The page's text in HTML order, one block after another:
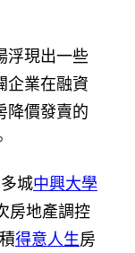
浮現出一些
企業在融資
降價發賣的
城中興大學
房地產調控
得意人生房